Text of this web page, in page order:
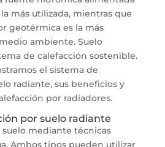
más utilizada, mientras que
geotérmica es la más
ambiente. Suelo
de calefacción sostenible.
el sistema de
radiante, sus beneficios y
por radiadores.
por suelo radiante
suelo mediante técnicas
Ambos tipos pueden utilizar